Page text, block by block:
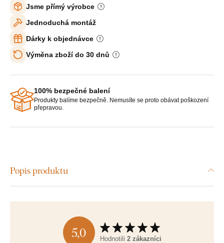
Jsme přímý výrobce
Jednoduchá montáž
Dárky k objednávce
Výměna zboží do 30 dnů
100% bezpečné balení
Produkty balíme bezpečně. Nemusíte se proto obávat poškození
přepravou.
Popis produktu
5,0 Hodnotili 2 zákazníci